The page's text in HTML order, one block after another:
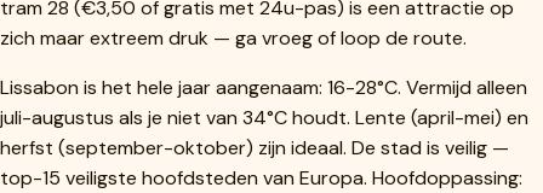
tram 28 (€3,50 of gratis met 24u-pas) is een attractie op
zich maar extreem druk — ga vroeg of loop de route.
Lissabon is het hele jaar aangenaam: 16-28°C. Vermijd alleen
juli-augustus als je niet van 34°C houdt. Lente (april-mei) en
herfst (september-oktober) zijn ideaal. De stad is veilig —
top-15 veiligste hoofdsteden van Europa. Hoofdoppassing: